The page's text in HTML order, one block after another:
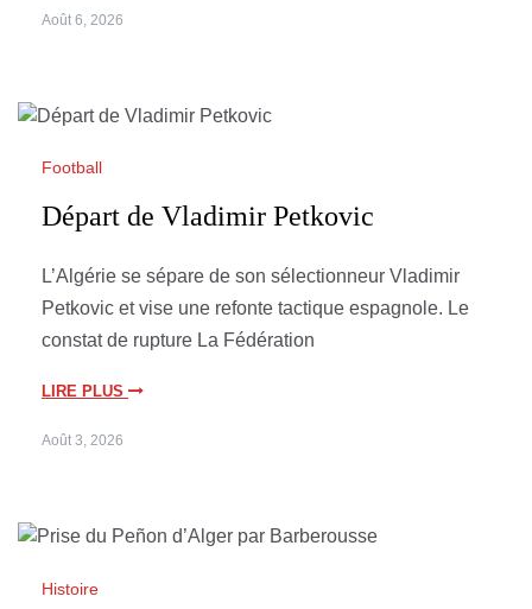
Août 6, 2026
Football
Départ de Vladimir Petkovic
L’Algérie se sépare de son sélectionneur Vladimir
Petkovic et vise une refonte tactique espagnole. Le
constat de rupture La Fédération
LIRE PLUS
Août 3, 2026
Histoire